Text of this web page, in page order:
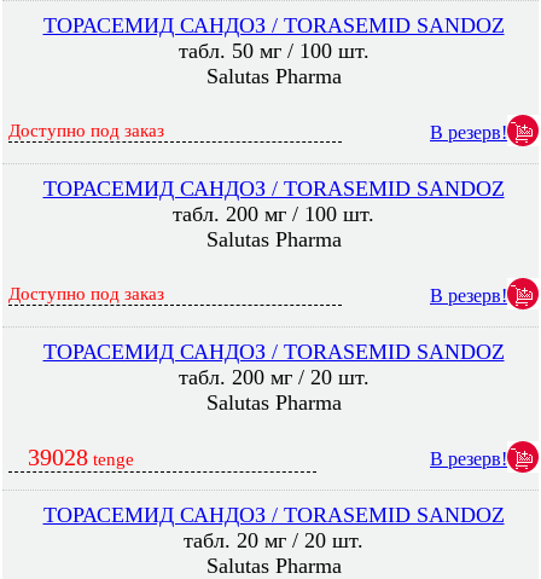
ТОРАСЕМИД САНДОЗ / TORASEMID SANDOZ
табл. 50 мг / 100 шт.
Salutas Pharma
Доступно под заказ В резерв!
ТОРАСЕМИД САНДОЗ / TORASEMID SANDOZ
табл. 200 мг / 100 шт.
Salutas Pharma
Доступно под заказ В резерв!
ТОРАСЕМИД САНДОЗ / TORASEMID SANDOZ
табл. 200 мг / 20 шт.
Salutas Pharma
39028 tenge В резерв!
ТОРАСЕМИД САНДОЗ / TORASEMID SANDOZ
табл. 20 мг / 20 шт.
Salutas Pharma